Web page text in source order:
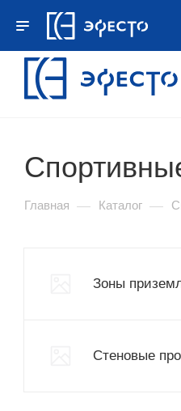
+7 495 778-78-98
Главная — Каталог —
Зоны
Стеновые